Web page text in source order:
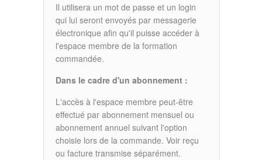
Il utilisera un mot de passe et un login
qui lui seront envoyés par messagerie
électronique afin qu'il puisse accéder à
l'espace membre de la formation
commandée.
Dans le cadre d'un abonnement :
L'accès à l'espace membre peut-être
effectué par abonnement mensuel ou
abonnement annuel suivant l'option
choisie lors de la commande. Voir reçu
ou facture transmise séparément.